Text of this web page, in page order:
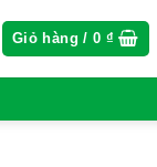
Giỏ hàng /0 ₫